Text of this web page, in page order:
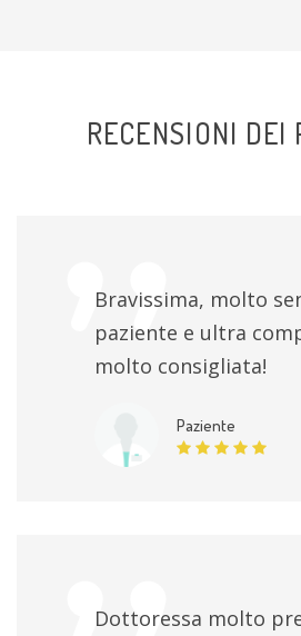
RECENSIONI DEI
Bravissima, molto
paziente e ultra
molto consigliata!
Paziente
Dottoressa molto